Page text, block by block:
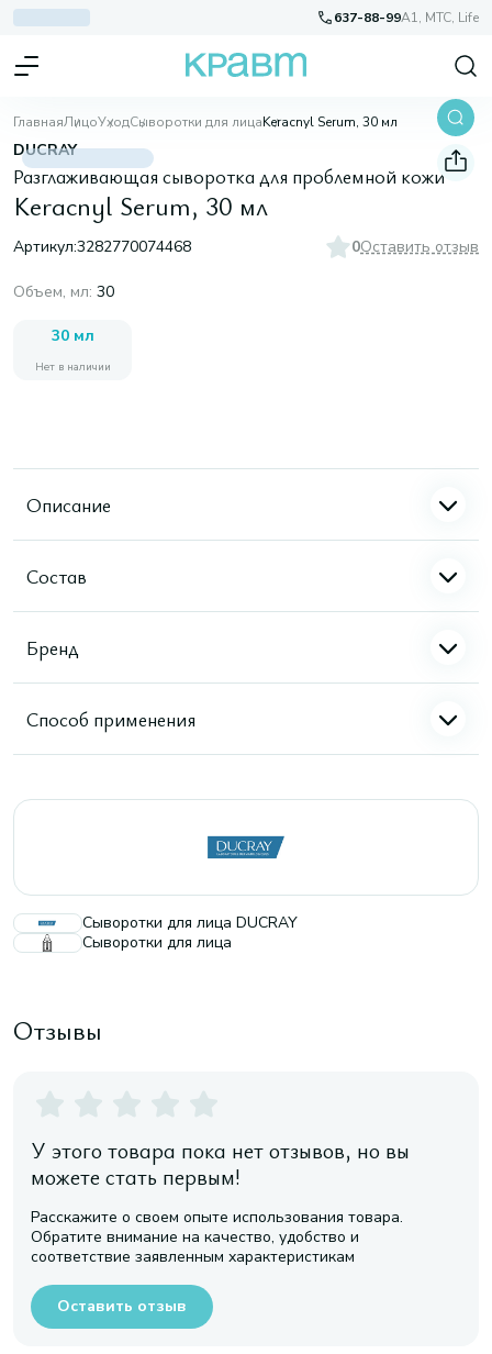
637-88-99A1, МТС, Life
ГлавнаяЛицоУходСыворотки для лицаKeracnyl Serum, 30 мл
DUCRAY
Разглаживающая сыворотка для проблемной кожи
Keracnyl Serum, 30 мл
Артикул:3282770074468 0Оставить отзыв
Объем, мл: 30
30 мл
Нет в наличии
Описание
Состав
Бренд
Способ применения
Сыворотки для лица DUCRAY
Сыворотки для лица
Отзывы
У этого товара пока нет отзывов, но вы
можете стать первым!
Расскажите о своем опыте использования товара.
Обратите внимание на качество, удобство и
соответствие заявленным характеристикам
Оставить отзыв